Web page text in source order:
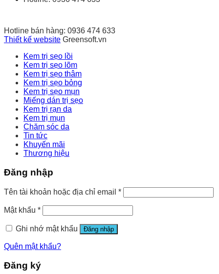
Hotline bán hàng: 0936 474 633
Thiết kế website Greensoft.vn
Kem trị sẹo lồi
Kem trị sẹo lõm
Kem trị sẹo thâm
Kem trị sẹo bỏng
Kem trị sẹo mụn
Miếng dán trị sẹo
Kem trị rạn da
Kem trị mụn
Chăm sóc da
Tin tức
Khuyến mãi
Thương hiệu
Đăng nhập
Tên tài khoản hoặc địa chỉ email *
Mật khẩu *
Ghi nhớ mật khẩu Đăng nhập
Quên mật khẩu?
Đăng ký